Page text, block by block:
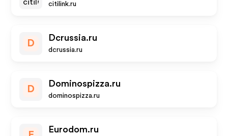
citilink.ru
D
Dcrussia.ru
dcrussia.ru
D
Dominospizza.ru
dominospizza.ru
Eurodom.ru